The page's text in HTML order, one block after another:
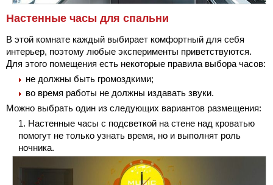
Настенные часы для спальни
В этой комнате каждый выбирает комфортный для себя
интерьер, поэтому любые эксперименты приветствуются.
Для этого помещения есть некоторые правила выбора часов:
не должны быть громоздкими;
во время работы не должны издавать звуки.
Можно выбрать один из следующих вариантов размещения:
Настенные часы с подсветкой на стене над кроватью
помогут не только узнать время, но и выполнят роль
ночника.